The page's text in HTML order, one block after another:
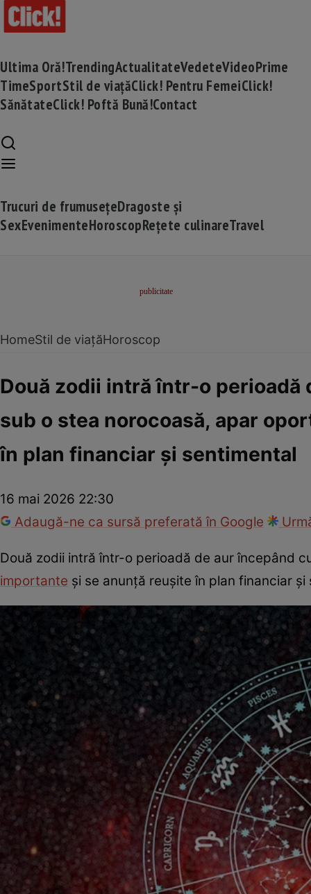
Ultima Oră!TrendingActualitateVedeteVideoPrime
TimeSportStil de viațăClick! Pentru FemeiClick!
SănătateClick! Poftă Bună!Contact
Trucuri de frumusețeDragoste și
SexEvenimenteHoroscopRețete culinareTravel
HomeStil de viațăHoroscop
Două zodii intră într-o perioadă
sub o stea norocoasă, apar
în plan financiar și sentimental
16 mai 2026 22:30
Adaugă-ne ca sursă preferată în Google
Două zodii intră într-o perioadă de aur începând
importante și se anunță reușite în plan financiar și